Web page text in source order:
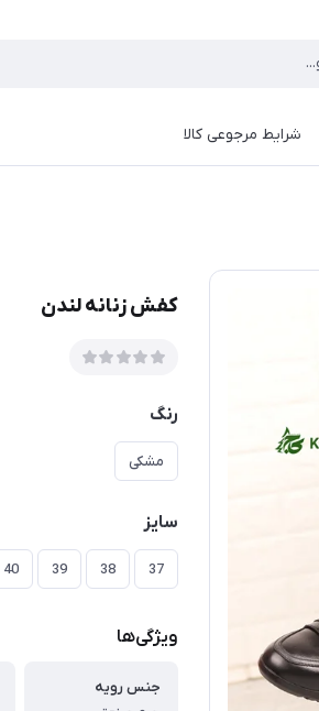
شرایط مرجوعی کالا
کفش زنانه لندن
رنگ
مشکی
سایز
37
38
39
40
ویژگی‌ها
جنس رویه